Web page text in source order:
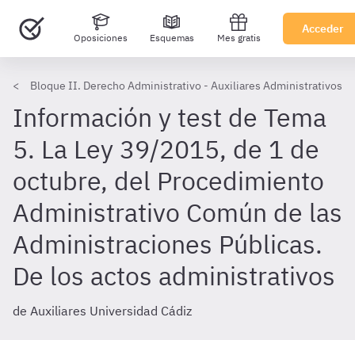
Oposiciones Esquemas Mes gratis
Acceder
Bloque II. Derecho Administrativo - Auxiliares Administrativos
Información y test de Tema
5. La Ley 39/2015, de 1 de
octubre, del Procedimiento
Administrativo Común de las
Administraciones Públicas.
De los actos administrativos
de Auxiliares Universidad Cádiz